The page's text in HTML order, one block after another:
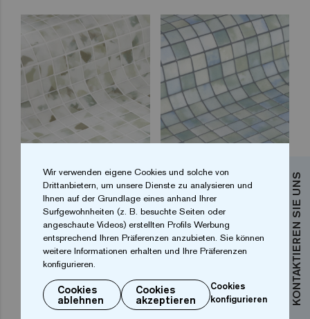
KONTAKTIEREN SIE UNS
Pigment 25 Sponge 25
Wir verwenden eigene Cookies und solche von
Drittanbietern, um unsere Dienste zu analysieren und
Ihnen auf der Grundlage eines anhand Ihrer
Surfgewohnheiten (z. B. besuchte Seiten oder
angeschaute Videos) erstellten Profils Werbung
entsprechend Ihren Präferenzen anzubieten. Sie können
weitere Informationen erhalten und Ihre Präferenzen
konfigurieren.
Cookies
ablehnen
Cookies
akzeptieren
Cookies
konfigurieren